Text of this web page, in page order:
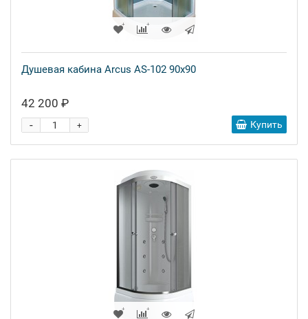
Душевая кабина Arcus AS-102 90x90
42 200 ₽
+
- Купить